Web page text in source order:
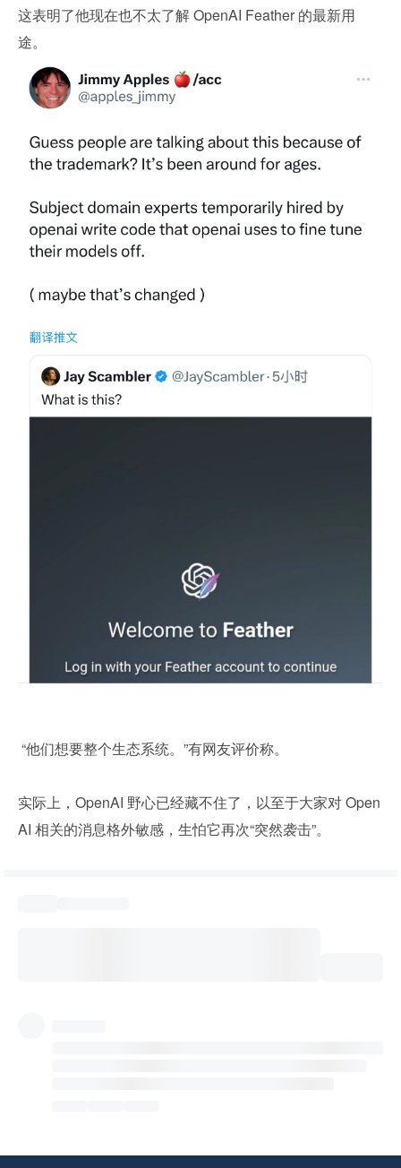
这表明了他现在也不太了解 OpenAI Feather 的最新用
途。
“他们想要整个生态系统。”有网友评价称。
实际上，OpenAI 野心已经藏不住了，以至于大家对 Open
AI 相关的消息格外敏感，生怕它再次“突然袭击”。